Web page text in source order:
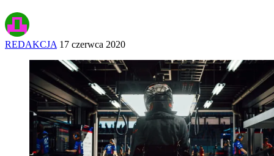
REDAKCJA 17 czerwca 2020